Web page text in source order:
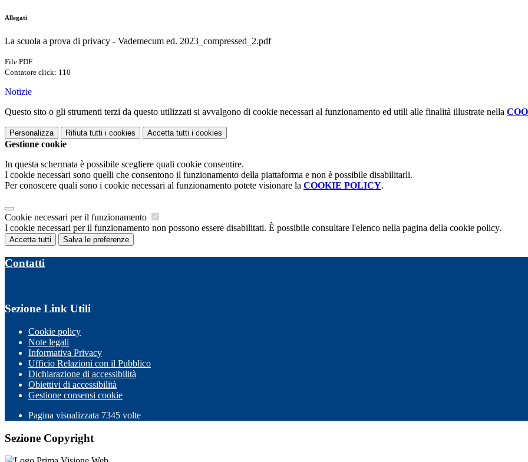
Allegati
La scuola a prova di privacy - Vademecum ed. 2023_compressed_2.pdf
File PDF
Contatore click: 110
Notizie
Questo sito o gli strumenti terzi da questo utilizzati si avvalgono di cookie necessari al funzionamento ed utili alle finalità illustrate nella
Personalizza Rifiuta tutti i cookies Accetta tutti i cookies
Gestione cookie
In questa schermata è possibile scegliere quali cookie consentire.
I cookie necessari sono quelli che consentono il funzionamento della piattaforma e non è possibile disabilitarli.
Per conoscere quali sono i cookie necessari al funzionamento potete visionare la COOKIE POLICY.
Cookie necessari per il funzionamento
I cookie necessari per il funzionamento non possono essere disabilitati. È possibile consultare l'elenco nella pagina della cookie policy.
Accetta tutti Salva le preferenze
Contatti
Sezione Link Utili
Cookie policy
Note legali
Informativa Privacy
Ufficio Relazioni con il Pubblico
Dichiarazione di accessibilità
Obiettivi di accessibilità
Gestione consensi cookie
Pagina visualizzata 7345 volte
Sezione Copyright